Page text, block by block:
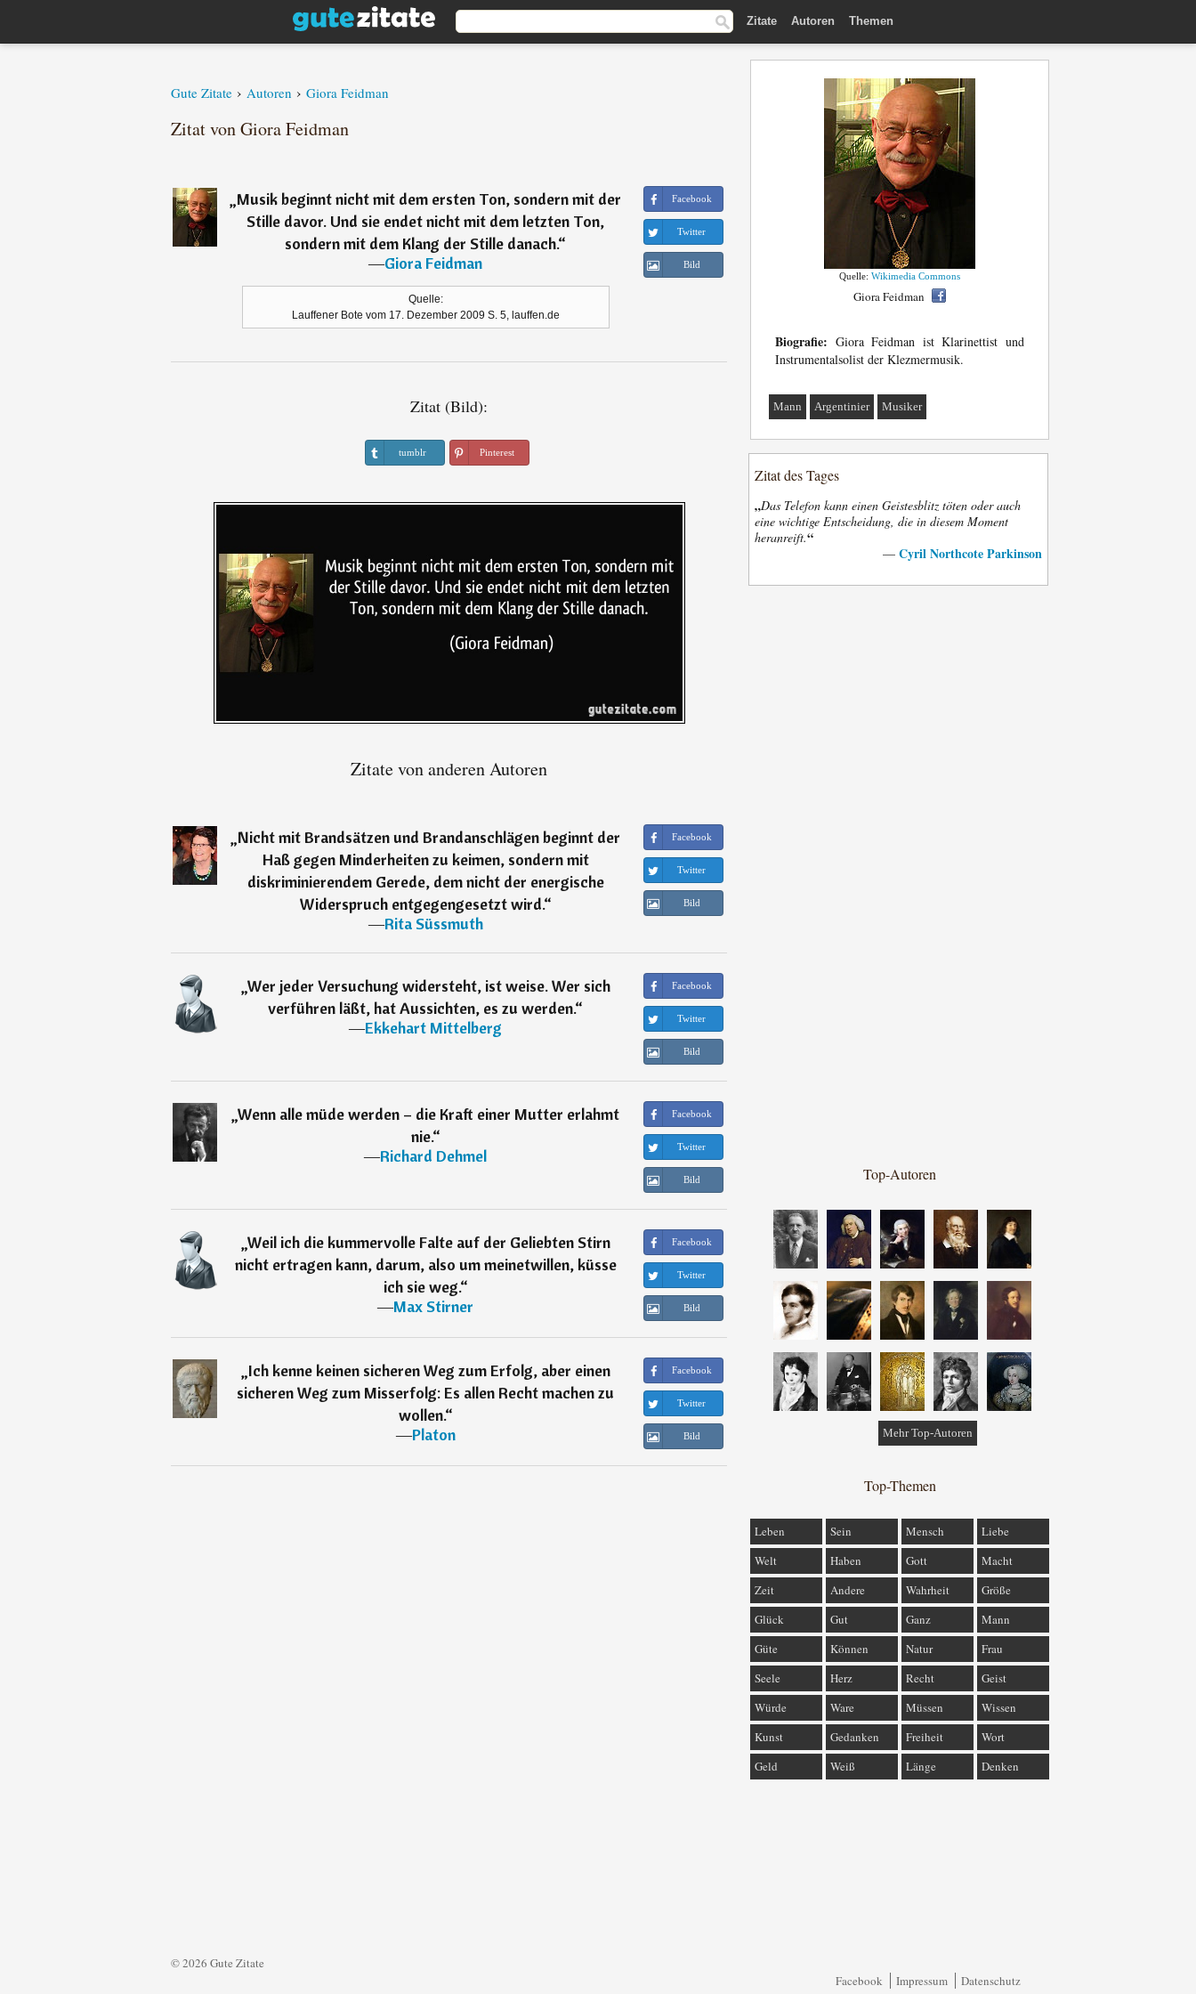
Zitate Autoren Themen
Gute Zitate › Autoren › Giora Feidman
Zitat von Giora Feidman
„Musik beginnt nicht mit dem ersten Ton, sondern mit der
Stille davor. Und sie endet nicht mit dem letzten Ton,
sondern mit dem Klang der Stille danach.“
―Giora Feidman
Quelle:
Lauffener Bote vom 17. Dezember 2009 S. 5, lauffen.de
Facebook
Twitter
Bild
Zitat (Bild):
tumblr Pinterest
Zitate von anderen Autoren
„Nicht mit Brandsätzen und Brandanschlägen beginnt der
Haß gegen Minderheiten zu keimen, sondern mit
diskriminierendem Gerede, dem nicht der energische
Widerspruch entgegengesetzt wird.“
―Rita Süssmuth
Facebook
Twitter
Bild
„Wer jeder Versuchung widersteht, ist weise. Wer sich
verführen läßt, hat Aussichten, es zu werden.“
―Ekkehart Mittelberg
Facebook
Twitter
Bild
„Wenn alle müde werden – die Kraft einer Mutter erlahmt
nie.“
―Richard Dehmel
Facebook
Twitter
Bild
„Weil ich die kummervolle Falte auf der Geliebten Stirn
nicht ertragen kann, darum, also um meinetwillen, küsse
ich sie weg.“
―Max Stirner
Facebook
Twitter
Bild
„Ich kenne keinen sicheren Weg zum Erfolg, aber einen
sicheren Weg zum Misserfolg: Es allen Recht machen zu
wollen.“
―Platon
Facebook
Twitter
Bild
Quelle: Wikimedia Commons
Giora Feidman
Biografie: Giora Feidman ist Klarinettist und
Instrumentalsolist der Klezmermusik.
Mann Argentinier Musiker
Zitat des Tages
„Das Telefon kann einen Geistesblitz töten oder auch
eine wichtige Entscheidung, die in diesem Moment
heranreift.“
— Cyril Northcote Parkinson
Top-Autoren
Mehr Top-Autoren
Top-Themen
Leben Sein Mensch
Liebe
Welt
Haben Gott
Macht
Zeit
Andere Wahrheit
Größe
Glück
Gut Ganz
Mann
Güte
Können Natur
Frau
Seele
Herz Recht
Geist
Würde
Ware Müssen
Wissen
Kunst
Gedanken Freiheit
Wort
Geld
Weiß Länge Denken
© 2026 Gute Zitate
Facebook
Impressum Datenschutz